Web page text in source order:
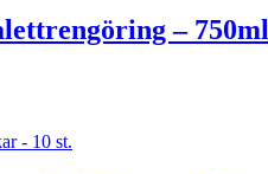
– 750ml